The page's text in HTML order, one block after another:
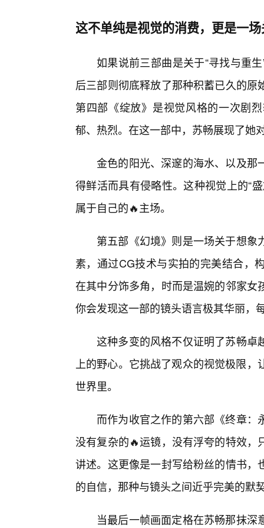
这不单纯是视觉的消费，更是一
如果说前三部曲是关于“寻找与重
后三部则彻底释放了那种积蓄已久的
第四部《绽放》是视觉风格的一次剧
郁、热烈。在这一部中，苏畅展现了她
金色的阳光、深邃的海水、以及那
得鲜活而具有侵略性。这种视觉上的“
属于自己的🔥主场。
第五部《幻境》则是一场关于想
素，通过CG技术与实拍的完美结合，
在其中分饰多角，时而是温婉的邻家
你会发现这一部的镜头语言极其华丽，
这种多变的风格不仅证明了苏畅卓
上的野心。它挑战了观众的视觉极限
世界里。
而作为收官之作的第六部《终章
没有复杂的🔥运镜，没有浮夸的特效
讲述。这更像是一封写给粉丝的情书
的自信，那种与镜头之间近乎完美的默
当最后一帧画面定格在苏畅那抹